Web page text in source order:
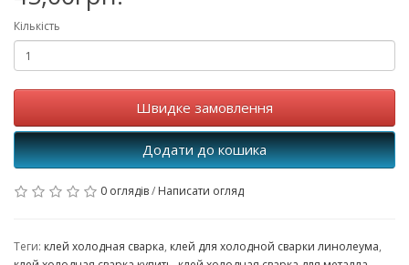
Кількість
Швидке замовлення
Додати до кошика
0 оглядів/ Написати огляд
Теги: клей холодная сварка, клей для холодной сварки линолеума,